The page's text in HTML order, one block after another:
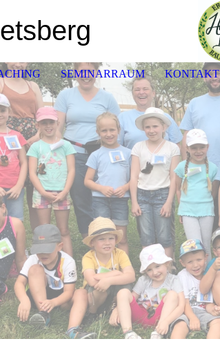
SEMINARRAUM KONTAKT